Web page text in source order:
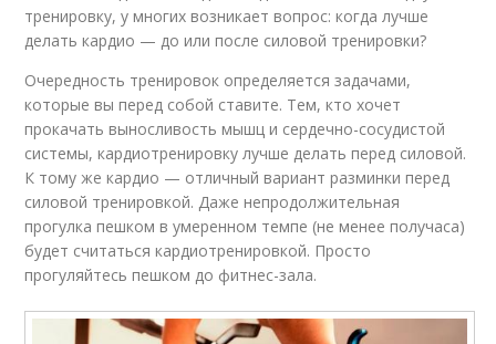
тренировку, у многих возникает вопрос: когда лучше
делать кардио — до или после силовой тренировки?
Очередность тренировок определяется задачами,
которые вы перед собой ставите. Тем, кто хочет
прокачать выносливость мышц и сердечно-сосудистой
системы, кардиотренировку лучше делать перед силовой.
К тому же кардио — отличный вариант разминки перед
силовой тренировкой. Даже непродолжительная
прогулка пешком в умеренном темпе (не менее получаса)
будет считаться кардиотренировкой. Просто
прогуляйтесь пешком до фитнес-зала.